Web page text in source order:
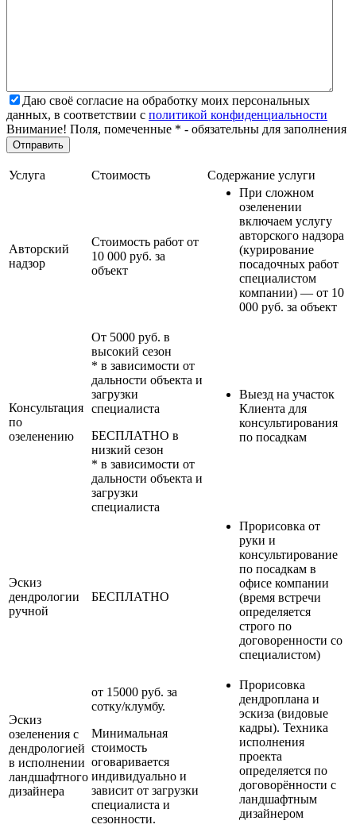
Даю своё согласие на обработку моих персональных
данных, в соответствии с политикой конфиденциальности
Внимание! Поля, помеченные * - обязательны для заполнения
Услуга Стоимость Содержание услуги
Авторский
надзор
Стоимость работ от
10 000 руб. за
объект
При сложном
озеленении
включаем услугу
авторского надзора
(курирование
посадочных работ
специалистом
компании) — от 10
000 руб. за объект
Консультация
по
озеленению
От 5000 руб. в
высокий сезон
* в зависимости от
дальности объекта и
загрузки
специалиста
БЕСПЛАТНО в
низкий сезон
* в зависимости от
дальности объекта и
загрузки
специалиста
Выезд на участок
Клиента для
консультирования
по посадкам
Эскиз
дендрологии
ручной
БЕСПЛАТНО
Прорисовка от
руки и
консультирование
по посадкам в
офисе компании
(время встречи
определяется
строго по
договоренности со
специалистом)
Эскиз
озеленения с
дендрологией
в исполнении
ландшафтного
дизайнера
от 15000 руб. за
сотку/клумбу.
Минимальная
стоимость
оговаривается
индивидуально и
зависит от загрузки
специалиста и
сезонности.
Прорисовка
дендроплана и
эскиза (видовые
кадры). Техника
исполнения
проекта
определяется по
договорённости с
ландшафтным
дизайнером